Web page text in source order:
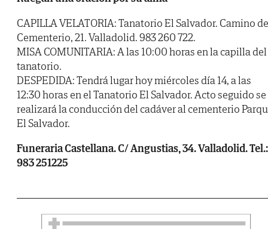
CAPILLA VELATORIA: Tanatorio El Salvador. Camino
Cementerio, 21. Valladolid. 983 260 722.
MISA COMUNITARIA: A las 10:00 horas en la capilla del
tanatorio.
DESPEDIDA: Tendrá lugar hoy miércoles día 14, a las
12:30 horas en el Tanatorio El Salvador. Acto seguido se
realizará la conducción del cadáver al cementerio
El Salvador.
Funeraria Castellana. C/ Angustias, 34. Valladolid. Tel.:
983 251225